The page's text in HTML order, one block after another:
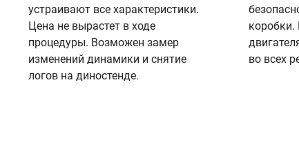
устраивают все характеристики.
Цена не вырастет в ходе
процедуры. Возможен замер
изменений динамики и снятие
логов на диностенде.
во всех